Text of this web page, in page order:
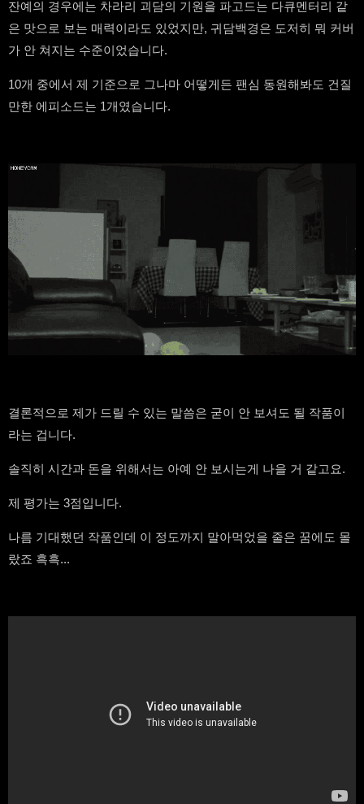
잔예의 경우에는 차라리 괴담의 기원을 파고드는 다큐멘터리 같
은 맛으로 보는 매력이라도 있었지만, 귀담백경은 도저히 뭐 커버
가 안 쳐지는 수준이었습니다.
10개 중에서 제 기준으로 그나마 어떻게든 팬심 동원해봐도 건질
만한 에피소드는 1개였습니다.
결론적으로 제가 드릴 수 있는 말씀은 굳이 안 보셔도 될 작품이
라는 겁니다.
솔직히 시간과 돈을 위해서는 아예 안 보시는게 나을 거 같고요.
제 평가는 3점입니다.
나름 기대했던 작품인데 이 정도까지 말아먹었을 줄은 꿈에도 몰
랐죠 흑흑...